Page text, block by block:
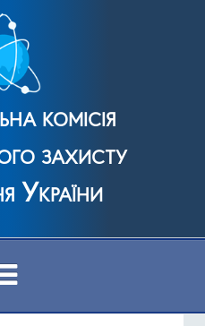
комісія
захисту
України